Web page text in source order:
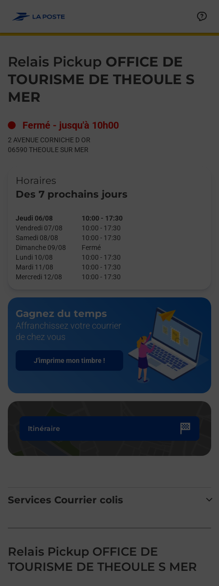
Relais Pickup OFFICE DE
TOURISME DE THEOULE S
MER
Fermé - jusqu'à 10h00
2 AVENUE CORNICHE D OR
06590 THEOULE SUR MER
Horaires
Des 7 prochains jours
Jeudi 06/08 10:00 - 17:30
Vendredi 07/08
10:00 - 17:30
Samedi 08/08
10:00 - 17:30
Dimanche 09/08
Fermé
Lundi 10/08
10:00 - 17:30
Mardi 11/08
10:00 - 17:30
Mercredi 12/08
10:00 - 17:30
Gagnez du temps
Affranchissez votre courrier
de chez vous
J'imprime mon timbre !
Itinéraire
Services Courrier colis
Relais Pickup OFFICE DE
TOURISME DE THEOULE S MER